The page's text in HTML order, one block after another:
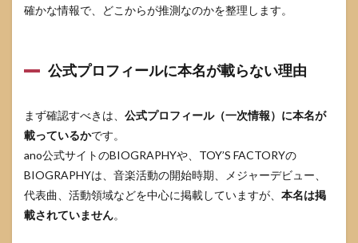
こり
ル
ファ
して
気持
ちよ
援す
るた
確かな情報で、どこからが推測なのかを整理します。
公式プロフィールに本名が載らない理由
まず確認すべきは、 公式プロフィール（一次情報）に本名が
載っているかです。
ano公式サイトのBIOGRAPHYや、TOY’S FACTORYの
BIOGRAPHYは、音楽活動の開始時期、メジャーデビュー、
代表曲、活動領域などを中心に掲載していますが、 本名は掲
載されていません。